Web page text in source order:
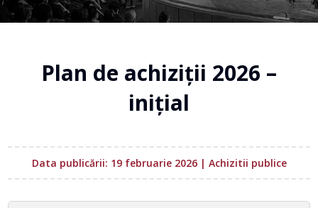
Plan de achiziții 2026 –
inițial
Data publicării: 19 februarie 2026| Achizitii publice